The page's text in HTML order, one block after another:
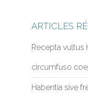
ARTICLES
Recepta vultus
circumfuso
Habentia sive